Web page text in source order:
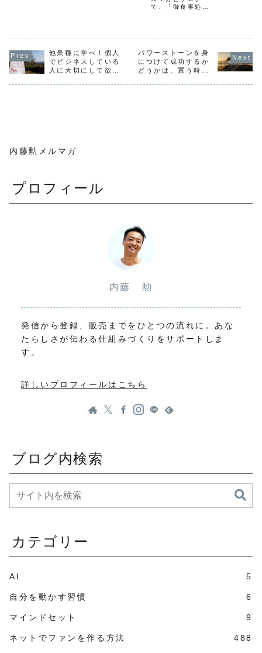
ーマに、ミヒロさ
き出しましたライ
ブ配信が不慣れだ
ったので、皆さん
あまり拾えなかっ
しか取られていま
決勝は５失点。１
５０キロ以上の速
球が何回も出てい
たヒットは１１
で、「御食事処ゆ
手紙とごはん実際
に行かれたことの
ある方はやはり同
様に、あの場の空
ます。無料
い？①ブロ
類は、アメ
良い？ 例
はてなブロ
他業種に学べ！個人
でビジネスしている
人に大切にして欲し
パワーストーンを身
につけて成功するか
どうかは、買う時点
内藤勲メルマガ
プロフィール
内藤 勲
発信から登録、販売までをひとつの流れに。あな
たらしさが伝わる仕組みづくりをサポートしま
す。
詳しいプロフィールはこちら
ブログ内検索
カテゴリー
AI 5
自分を動かす習慣 6
マインドセット 9
ネットでファンを作る方法 488